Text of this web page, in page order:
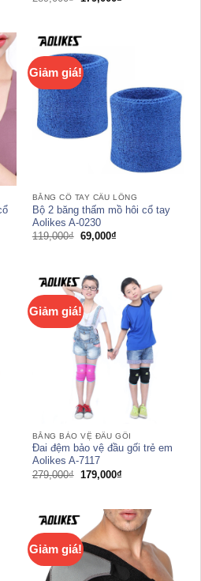
Giảm giá!
BĂNG CỔ TAY CẦU LÔNG
Bộ 2 băng thấm mồ hôi cổ tay
Aolikes A-0230
119,000₫ Giá
gốc
69,000₫Giá
Giảm giá!
BĂNG BẢO VỆ ĐẦU GỐI
Đai đệm bảo vệ đầu gối trẻ em
Aolikes A-7117
279,000₫ Giá
179,000₫Giá
179,000₫.
Giảm giá!